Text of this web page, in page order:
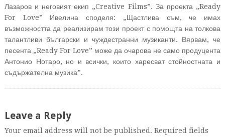
Лазаров и неговият екип „Creative Films”. За проекта „Ready
For Love” Ивелина споделя: „Щастлива съм, че имах
възможността да реализирам този проект с помощта на толкова
талантливи български и чуждестранни музиканти. Вярвам, че
песента „Ready For Love” може да очарова не само продуцента
Антонио Нотаро, но и всички, които харесват стойностната и
съдържателна музика”.
Leave a Reply
Your email address will not be published. Required fields